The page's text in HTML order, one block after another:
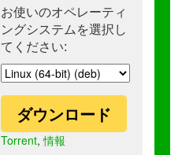
お使いのオペレーティ
ングシステムを選択し
てください:
ダウンロード
Torrent,情報